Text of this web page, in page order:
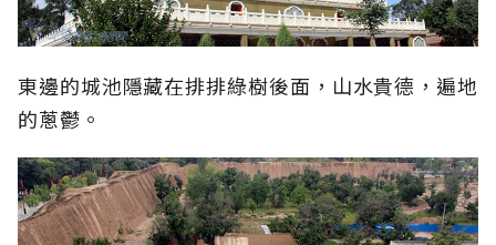
東邊的城池隱藏在排排綠樹後面，山水貴德，遍地
的蔥鬱。